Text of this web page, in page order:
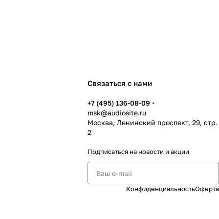
в компактном рабочем пространстве.
поставку в Москвы.
дисплеям, LED-экранам,
AV-коммутации.
Связаться с нами
+7 (495) 136-08-09
msk@audiosite.ru
Москва, Ленинский проспект, 29, стр.
2
Подписаться на новости и акции
КонфиденциальностьОферта